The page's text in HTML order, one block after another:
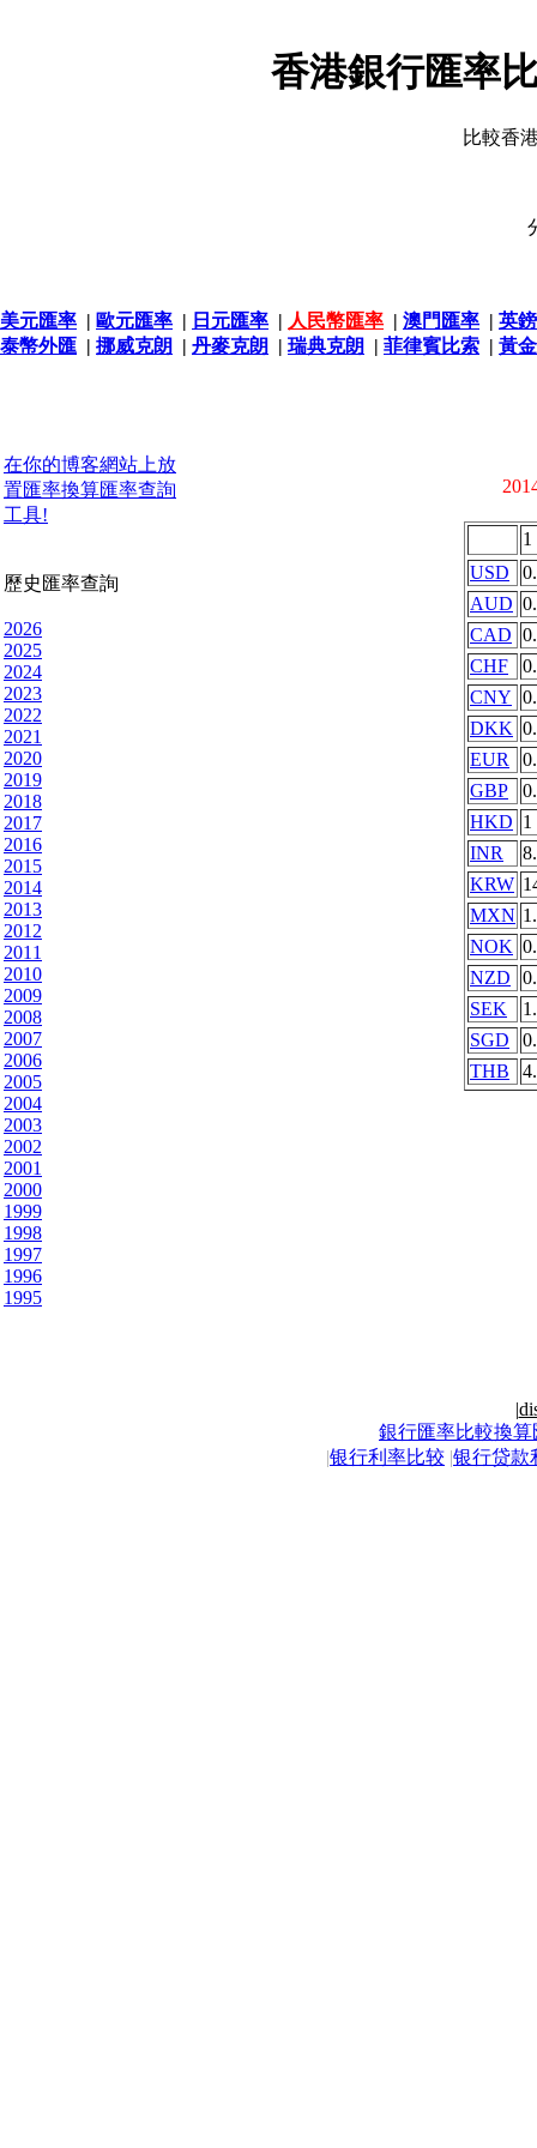
香港銀行匯率
比較香
美元匯率 | 歐元匯率 | 日元匯率 | 人民幣匯率 | 澳門匯率 | 英
泰幣外匯 | 挪威克朗 | 丹麥克朗 | 瑞典克朗 | 菲律賓比索 | 黃
在你的博客網站上放
置匯率換算匯率查詢
工具!
歷史匯率查詢
2026
2025
2024
2023
2022
2021
2020
2019
2018
2017
2016
2015
2014
2013
2012
2011
2010
2009
2008
2007
2006
2005
2004
2003
2002
2001
2000
1999
1998
1997
1996
1995
1
USD
AUD
CAD
CHF
CNY
DKK
EUR
GBP
HKD 1
INR
KRW
MXN
NOK
NZD
SEK
SGD
THB
|
銀行匯率比較換算
|银行利率比较 |银行贷款